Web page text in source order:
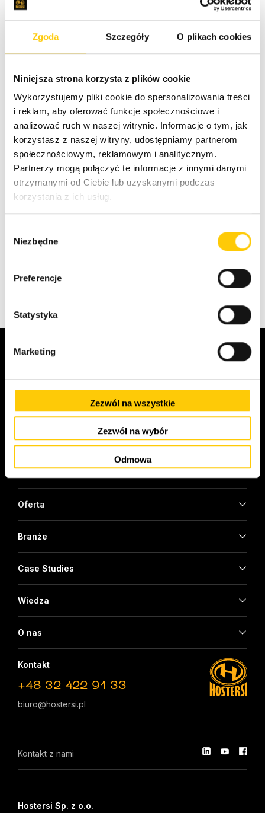
Zgoda Szczegóły O plikach cookies
Niniejsza strona korzysta z plików cookie
Wykorzystujemy pliki cookie do spersonalizowania treści
i reklam, aby oferować funkcje społecznościowe i
analizować ruch w naszej witrynie. Informacje o tym, jak
korzystasz z naszej witryny, udostępniamy partnerom
społecznościowym, reklamowym i analitycznym.
Partnerzy mogą połączyć te informacje z innymi danymi
otrzymanymi od Ciebie lub uzyskanymi podczas
korzystania z ich usług.
o
Niezbędne
Preferencje
Statystyka
Marketing
Zezwól na wszystkie
Zezwól na wybór
Odmowa
obliczeniowej, działającą
Recovery, należy skonfigurować narzędzie na
serwerach źródłowych i zainicjować bezpieczną
replikację danych. Dane replikowane są w ramach
konta użytkownika do wybranego regionuAWS.
AWS Elastic Disaster Recovery umożliwia wykonanie
testów (niezakłócających pracy), które potwierdzą
prawidłowe działanie AWS Elastic Disaster Recovery.
Cloud & Server Experts
Porozmawiaj o projekcie
Partnerzy
Oferta
Branże
Case Studies
Wiedza
O nas
Kontakt
+48 32 422 91 33
biuro@hostersi.pl
Kontakt z nami
Hostersi Sp. z o.o.